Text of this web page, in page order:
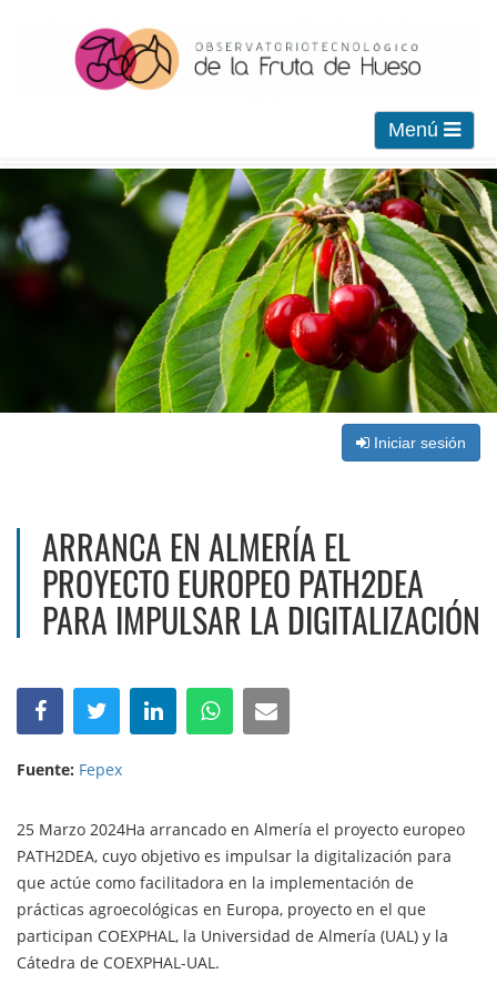
Menú
Iniciar sesión
ARRANCA EN ALMERÍA EL
PROYECTO EUROPEO PATH2DEA
PARA IMPULSAR LA DIGITALIZACIÓN
Fuente: Fepex
25 Marzo 2024Ha arrancado en Almería el proyecto europeo
PATH2DEA, cuyo objetivo es impulsar la digitalización para
que actúe como facilitadora en la implementación de
prácticas agroecológicas en Europa, proyecto en el que
participan COEXPHAL, la Universidad de Almería (UAL) y la
Cátedra de COEXPHAL-UAL.